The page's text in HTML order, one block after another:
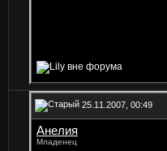
25.11.2007, 00:49
Анелия
Младенец